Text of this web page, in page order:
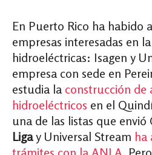
En Puerto Rico ha habido
empresas interesadas en
hidroeléctricas: Isagen y
empresa con sede en
estudia la construcción de
hidroeléctricos en el
una de las listas que
Ligay Universal Stream ha